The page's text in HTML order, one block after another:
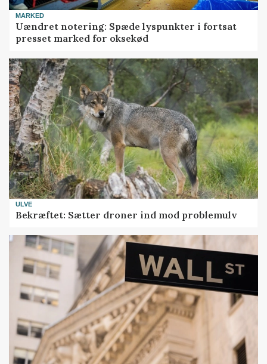
MARKED
Uændret notering: Spæde lyspunkter i fortsat
presset marked for oksekød
ULVE
Bekræftet: Sætter droner ind mod problemulv